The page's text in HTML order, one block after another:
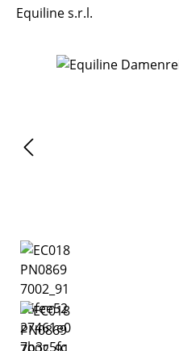
Equiline s.r.l.
Bildergalerie überspringen